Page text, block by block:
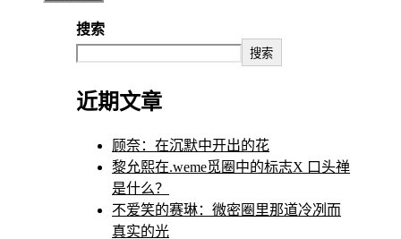
搜索
搜索
近期文章
顾奈：在沉默中开出的花
黎允熙在.weme觅圈中的标志X 口头禅
是什么？
不爱笑的赛琳：微密圈里那道冷冽而
真实的光